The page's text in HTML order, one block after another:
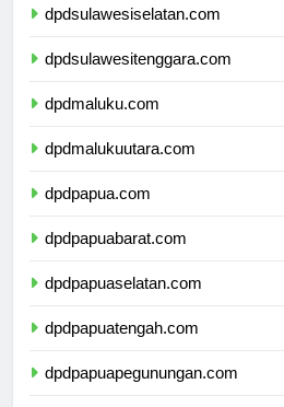
dpdsulawesiselatan.com
dpdsulawesitenggara.com
dpdmaluku.com
dpdmalukuutara.com
dpdpapua.com
dpdpapuabarat.com
dpdpapuaselatan.com
dpdpapuatengah.com
dpdpapuapegunungan.com